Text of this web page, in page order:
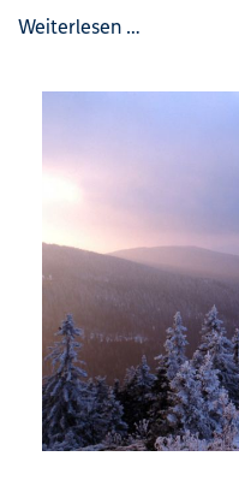
Weiterlesen …